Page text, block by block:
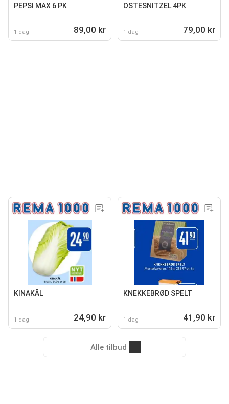
PEPSI MAX 6 PK
1 dag 89,00 kr
OSTESNITZEL 4PK
1 dag 79,00 kr
KINAKÅL
1 dag 24,90 kr
KNEKKEBRØD SPELT
1 dag 41,90 kr
Alle tilbud